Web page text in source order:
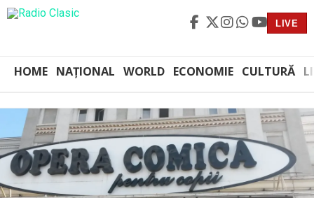
LIVE
HOME NAȚIONAL WORLD ECONOMIE CULTURĂ